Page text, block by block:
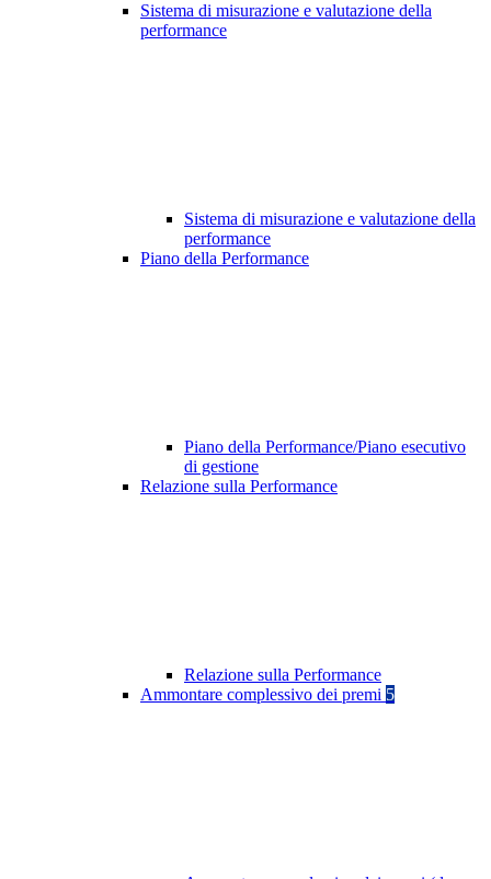
Sistema di misurazione e valutazione della
performance
Sistema di misurazione e valutazione della
performance
Piano della Performance
Piano della Performance/Piano esecutivo
di gestione
Relazione sulla Performance
Relazione sulla Performance
Ammontare complessivo dei premi 5